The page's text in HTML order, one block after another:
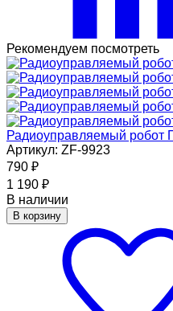
Рекомендуем посмотреть
Радиоуправляемый робот
Артикул: ZF-9923
790 ₽
1 190 ₽
В наличии
В корзину